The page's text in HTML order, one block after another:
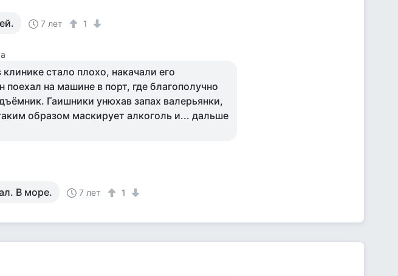
7 лет 1
стало плохо, накачали его
поехал на машине в порт, где благополучно
Гаишники унюхав запах валерьянки,
образом маскирует алкоголь и... дальше
В море. 7 лет 1